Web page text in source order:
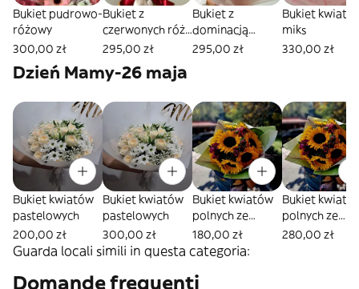
Bukiet pudrowo-
różowy
300,00 zł
Bukiet z
czerwonych róż i
białych gerber
295,00 zł
Bukiet z
dominacją
czerwonych
295,00 zł
Bukiet
miks
330,00 zł
Dzień Mamy-26 maja
Bukiet kwiatów
pastelowych
200,00 zł
Bukiet kwiatów
pastelowych
300,00 zł
Bukiet kwiatów
polnych ze
słonecznikami.
180,00 zł
Bukiet
polnych ze
280,00 zł
Guarda locali simili in questa categoria:
Domande frequenti